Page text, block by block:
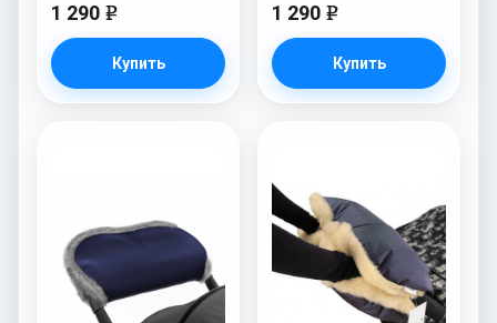
1 290 e
Купить
1 290 e
Купить